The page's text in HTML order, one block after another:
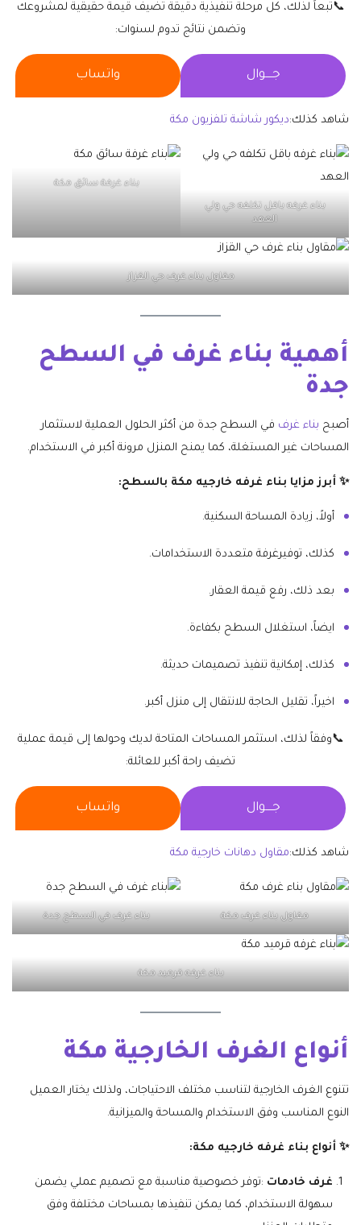
📞تبعاً لذلك، كل مرحلة تنفيذية دقيقة تضيف قيمة حقيقية لمشروعك
وتضمن نتائج تدوم لسنوات:
جــــوال واتساب
شاهد كذلك:ديكور شاشة تلفزيون مكة
بناء غرفه باقل تكلفه حي ولي
العهد
بناء غرفة سائق مكة
مقاول بناء غرف حي القزاز
أهمية بناء غرف في السطح
جدة
أصبح بناء غرف في السطح جدة من أكثر الحلول العملية لاستثمار
المساحات غير المستغلة، كما يمنح المنزل مرونة أكبر في الاستخدام.
✨ أبرز مزايا بناء غرفه خارجيه مكة بالسطح:
أولاً، زيادة المساحة السكنية.
كذلك، توفيرغرفة متعددة الاستخدامات.
بعد ذلك، رفع قيمة العقار.
ايضاً، استغلال السطح بكفاءة.
كذلك، إمكانية تنفيذ تصميمات حديثة.
اخيراً، تقليل الحاجة للانتقال إلى منزل أكبر.
📞وفقاً لذلك، استثمر المساحات المتاحة لديك وحولها إلى قيمة عملية
تضيف راحة أكبر للعائلة:
جــــوال واتساب
شاهد كذلك:مقاول دهانات خارجية مكة
مقاول بناء غرف مكة بناء غرف في السطح جدة
بناء غرفه قرميد مكة
أنواع الغرف الخارجية مكة
تتنوع الغرف الخارجية لتناسب مختلف الاحتياجات، ولذلك يختار العميل
النوع المناسب وفق الاستخدام والمساحة والميزانية.
✨ أنواع بناء غرفه خارجيه مكة:
غرف خادمات :توفر خصوصية مناسبة مع تصميم عملي يضمن
سهولة الاستخدام، كما يمكن تنفيذها بمساحات مختلفة وفق